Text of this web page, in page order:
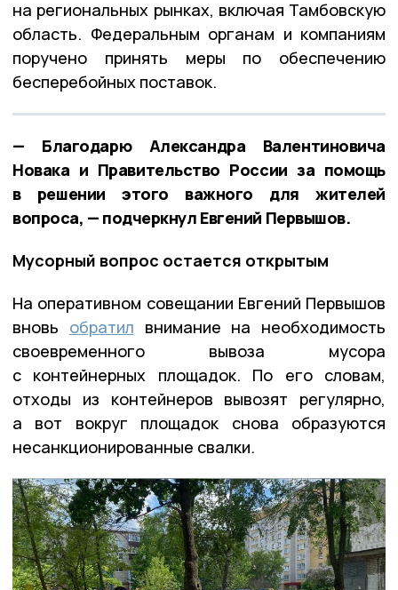
на региональных рынках, включая Тамбовскую
область. Федеральным органам и компаниям
поручено принять меры по обеспечению
бесперебойных поставок.
— Благодарю Александра Валентиновича
Новака и Правительство России за помощь
в решении этого важного для жителей
вопроса, — подчеркнул Евгений Первышов.
Мусорный вопрос остается открытым
На оперативном совещании Евгений Первышов
вновь обратил внимание на необходимость
своевременного вывоза мусора
с контейнерных площадок. По его словам,
отходы из контейнеров вывозят регулярно,
а вот вокруг площадок снова образуются
несанкционированные свалки.